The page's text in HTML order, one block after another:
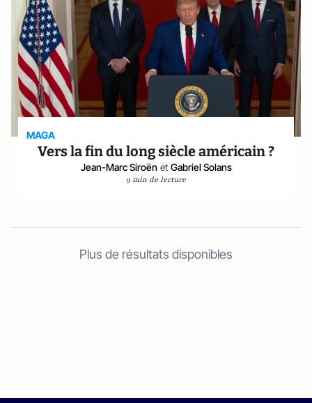
MAGA
Vers la fin du long siècle américain ?
Jean-Marc Siroën et Gabriel Solans
9 min de lecture
Plus de résultats disponibles